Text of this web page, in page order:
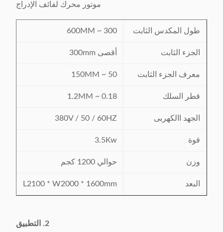
موتور محرك لفائف الإدراج
طول المكدس الثابت 300 ~ 600MM
الجزء الثابت أقصى 300mm
معرف الجزء الثابت 50 ~ 150MM
قطر السلك 0.18 ~ 1.2MM
الجهد االكهربى 380V / 50 / 60HZ
قوة 3.5Kw
وزن حوالي 1200 كجم
البعد L2100 * W2000 * 1600mm
2. التطبيق